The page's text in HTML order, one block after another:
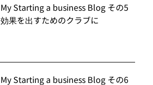
My Starting a business Blog その5
効果を出すためのクラブに
My Starting a business Blog その6